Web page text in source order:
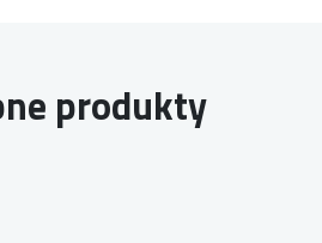
produkty